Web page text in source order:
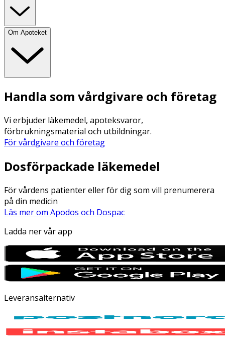
Om Apoteket
Handla som vårdgivare och företag
Vi erbjuder läkemedel, apoteksvaror,
förbrukningsmaterial och utbildningar.
För vårdgivare och företag
Dosförpackade läkemedel
För vårdens patienter eller för dig som vill prenumerera
på din medicin
Läs mer om Apodos och Dospac
Ladda ner vår app
Leveransalternativ